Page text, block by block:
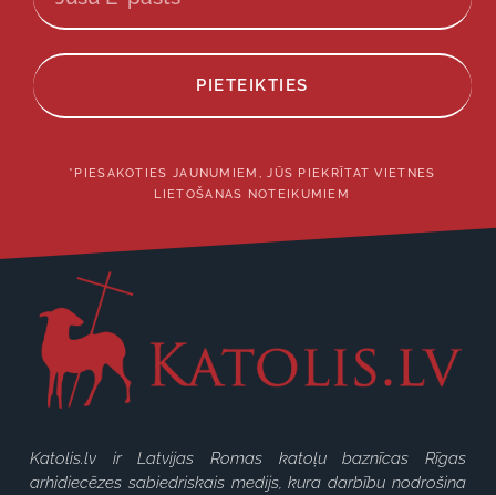
PIETEIKTIES
*PIESAKOTIES JAUNUMIEM, JŪS PIEKRĪTAT VIETNES
LIETOŠANAS NOTEIKUMIEM
Katolis.lv ir Latvijas Romas katoļu baznīcas Rīgas
arhidiecēzes sabiedriskais medijs, kura darbību nodrošina